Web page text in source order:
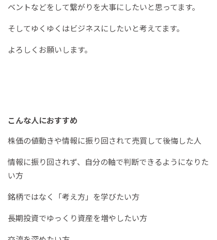
ベントなどをして繋がりを大事にしたいと思ってます。
そしてゆくゆくはビジネスにしたいと考えてます。
よろしくお願いします。
こんな人におすすめ
株価の値動きや情報に振り回されて売買して後悔した人
情報に振り回されず、自分の軸で判断できるようになりた
い方
銘柄ではなく「考え方」を学びたい方
長期投資でゆっくり資産を増やしたい方